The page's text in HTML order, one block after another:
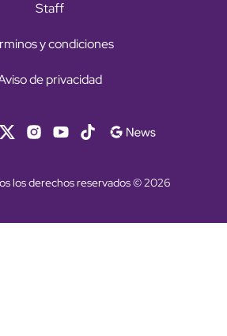
Staff
y condiciones
de privacidad
los derechos reservados © 2026